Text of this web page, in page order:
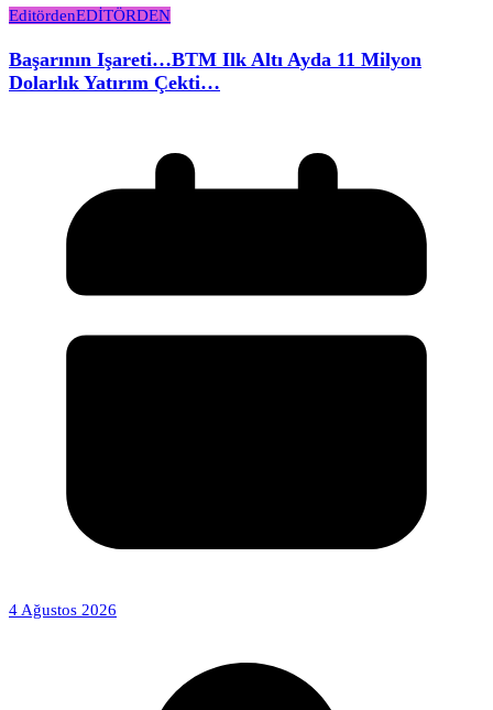
EditördenEDİTÖRDEN
Başarının Işareti…BTM Ilk Altı Ayda 11 Milyon
Dolarlık Yatırım Çekti…
4 Ağustos 2026